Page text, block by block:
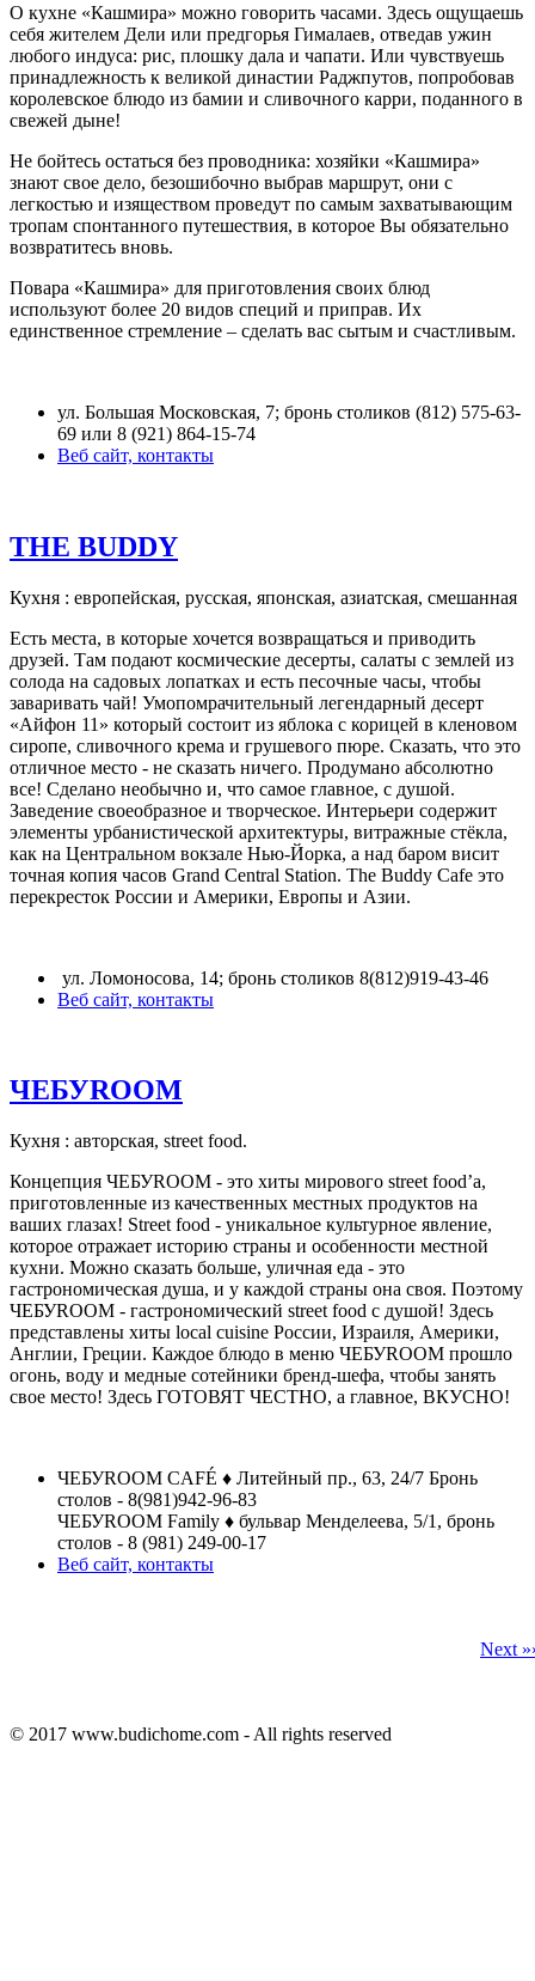
О кухне «Кашмира» можно говорить часами. Здесь ощущаешь
себя жителем Дели или предгорья Гималаев, отведав ужин
любого индуса: рис, плошку дала и чапати. Или чувствуешь
принадлежность к великой династии Раджпутов, попробовав
королевское блюдо из бамии и сливочного карри, поданного в
свежей дыне!
Не бойтесь остаться без проводника: хозяйки «Кашмира»
знают свое дело, безошибочно выбрав маршрут, они c
легкостью и изяществом проведут по самым захватывающим
тропам спонтанного путешествия, в которое Вы обязательно
возвратитесь вновь.
Повара «Кашмира» для приготовления своих блюд
используют более 20 видов специй и приправ. Их
единственное стремление – сделать вас сытым и счастливым.
ул. Большая Московская, 7; бронь столиков (812) 575-63-
69 или 8 (921) 864-15-74
Веб сайт, контакты
THE BUDDY
Кухня : европейская, русская, японская, азиатская, смешанная
Есть места, в которые хочется возвращаться и приводить
друзей. Там подают космические десерты, салаты с землей из
солода на садовых лопатках и есть песочные часы, чтобы
заваривать чай! Умопомрачительный легендарный десерт
«Айфон 11» который состоит из яблока с корицей в кленовом
сиропе, сливочного крема и грушевого пюре. Сказать, что это
отличное место - не сказать ничего. Продумано абсолютно
все! Сделано необычно и, что самое главное, с душой.
Заведение своеобразное и творческое. Интерьери содержит
элементы урбанистической архитектуры, витражные стёкла,
как на Центральном вокзале Нью-Йорка, а над баром висит
точная копия часов Grand Central Station. The Buddy Cafe это
перекресток России и Америки, Европы и Азии.
ул. Ломоносова, 14; бронь столиков 8(812)919-43-46
Веб сайт, контакты
ЧЕБУROOM
Кухня : авторская, street food.
Концепция ЧЕБУROOM - это хиты мирового street food’а,
приготовленные из качественных местных продуктов на
ваших глазах! Street food - уникальное культурное явление,
которое отражает историю страны и особенности местной
кухни. Можно сказать больше, уличная еда - это
гастрономическая душа, и у каждой страны она своя. Поэтому
ЧЕБУROOM - гастрономический street food с душой! Здесь
представлены хиты local cuisine России, Израиля, Америки,
Англии, Греции. Каждое блюдо в меню ЧЕБУROOM прошло
огонь, воду и медные сотейники бренд-шефа, чтобы занять
свое место! Здесь ГОТОВЯТ ЧЕСТНО, а главное, ВКУСНО!
ЧЕБУROOM CAFÉ ♦ Литейный пр., 63, 24/7 Бронь
столов - 8(981)942-96-83
ЧЕБУROOM Family ♦ бульвар Менделеева, 5/1, бронь
столов - 8 (981) 249-00-17
Веб сайт, контакты
Next
© 2017 www.budichome.com - All rights reserved